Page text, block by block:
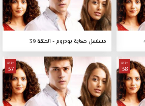
مسلسل حكاية بودروم - الحلقة 39
حلقة
38
حلقة
37